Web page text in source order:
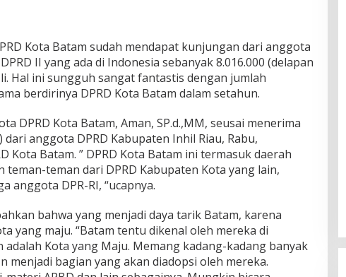
Kota Batam sudah mendapat kunjungan dari anggota
II yang ada di Indonesia sebanyak 8.016.000 (delapan
Hal ini sungguh sangat fantastis dengan jumlah
berdirinya DPRD Kota Batam dalam setahun.
DPRD Kota Batam, Aman, SP.d.,MM, seusai menerima
anggota DPRD Kabupaten Inhil Riau, Rabu,
Kota Batam. ” DPRD Kota Batam ini termasuk daerah
teman dari DPRD Kabupaten Kota yang lain,
anggota DPR-RI, “ucapnya.
bahwa yang menjadi daya tarik Batam, karena
yang maju. “Batam tentu dikenal oleh mereka di
Kota yang Maju. Memang kadang-kadang banyak
menjadi bagian yang akan diadopsi oleh mereka.